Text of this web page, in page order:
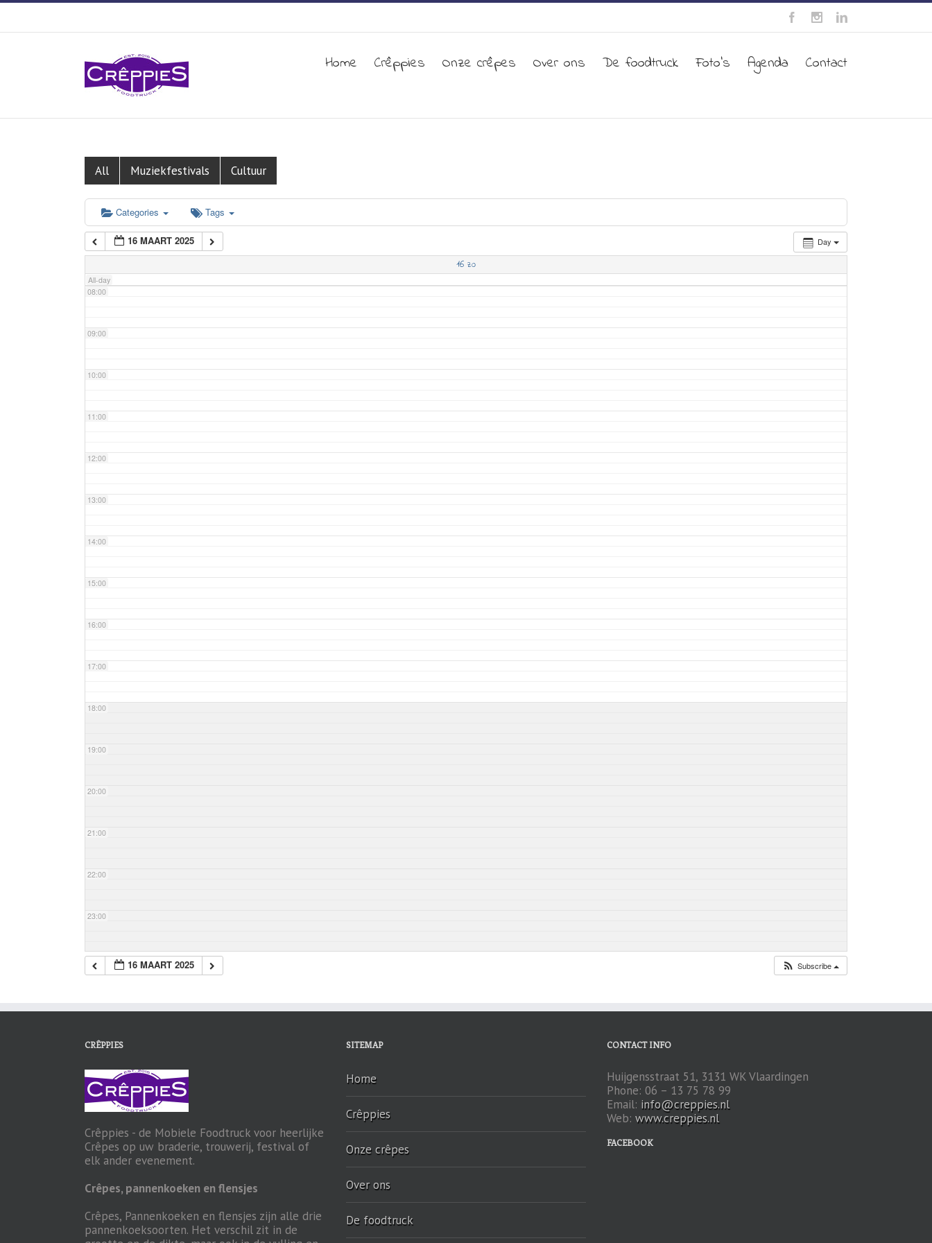
Home Crêppies Onze crêpes Over ons De foodtruck Foto’s Agenda Contact
All Muziekfestivals Cultuur
Categories Tags
Day
16 MAART 2025
16 zo
All-day
03:00
05:00
06:00
07:00
08:00
09:00
10:00
11:00
12:00
13:00
14:00
15:00
16:00
17:00
18:00
19:00
20:00
21:00
22:00
23:00
16 MAART 2025 Subscribe
CRÊPPIES
Crêppies - de Mobiele Foodtruck voor heerlijke
Crêpes op uw braderie, trouwerij, festival of
elk ander evenement.
Crêpes, pannenkoeken en flensjes
Crêpes, Pannenkoeken en flensjes zijn alle drie
pannenkoeksoorten. Het verschil zit in de
SITEMAP
Home
Crêppies
Onze crêpes
Over ons
De foodtruck
CONTACT INFO
Huijgensstraat 51, 3131 WK Vlaardingen
Phone: 06 – 13 75 78 99
Email: info@creppies.nl
Web:www.creppies.nl
FACEBOOK